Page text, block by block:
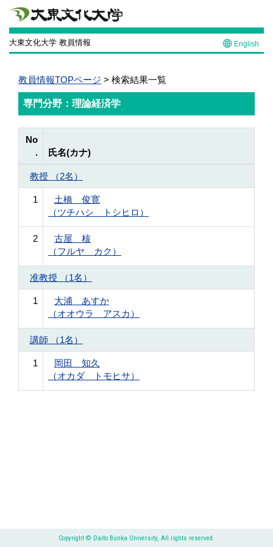
大東文化大学 教員情報 English
教員情報TOPページ > 検索結果一覧
専門分野：理論経済学
No
.
氏名(カナ)
教授 （2名）
1
土橋 俊寛
（ツチハシ トシヒロ）
2
古屋 核
（フルヤ カク）
准教授 （1名）
1
大浦 あすか
（オオウラ アスカ）
講師 （1名）
1
岡田 知久
（オカダ トモヒサ）
Copyright © Daito Bunka University, All rights reserved.